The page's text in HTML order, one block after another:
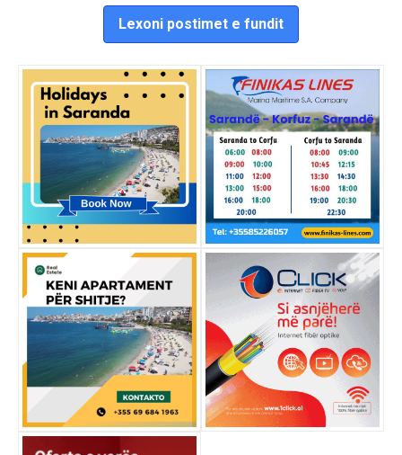
Lexoni postimet e fundit